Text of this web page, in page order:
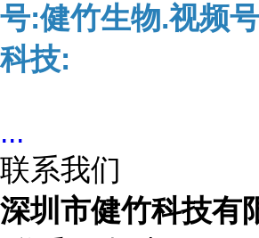
号:健竹生物.视频
科技:
...
联系我们
深圳市健竹科技有